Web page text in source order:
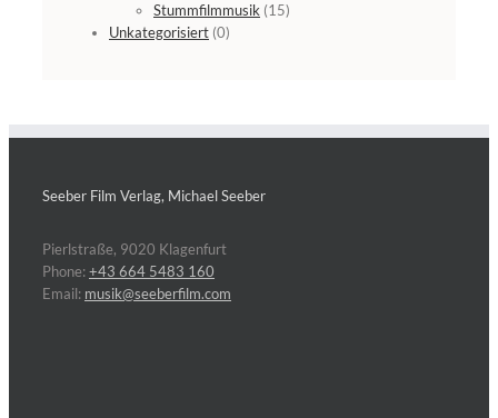
Stummfilmmusik (15)
Unkategorisiert (0)
Seeber Film Verlag, Michael Seeber
Pierlstraße, 9020 Klagenfurt
Phone:+43 664 5483 160
Email: musik@seeberfilm.com